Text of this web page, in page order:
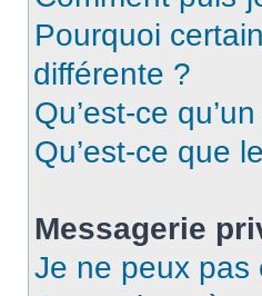
Pourquoi
différente ?
Qu’est-ce
Qu’est-ce que
Messagerie
Je ne peux pas